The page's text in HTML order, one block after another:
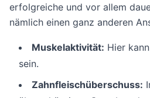
erfolgreiche und vor allem
nämlich einen ganz anderen
Muskelaktivität: Hier
sein.
Zahnfleischüberschuss: